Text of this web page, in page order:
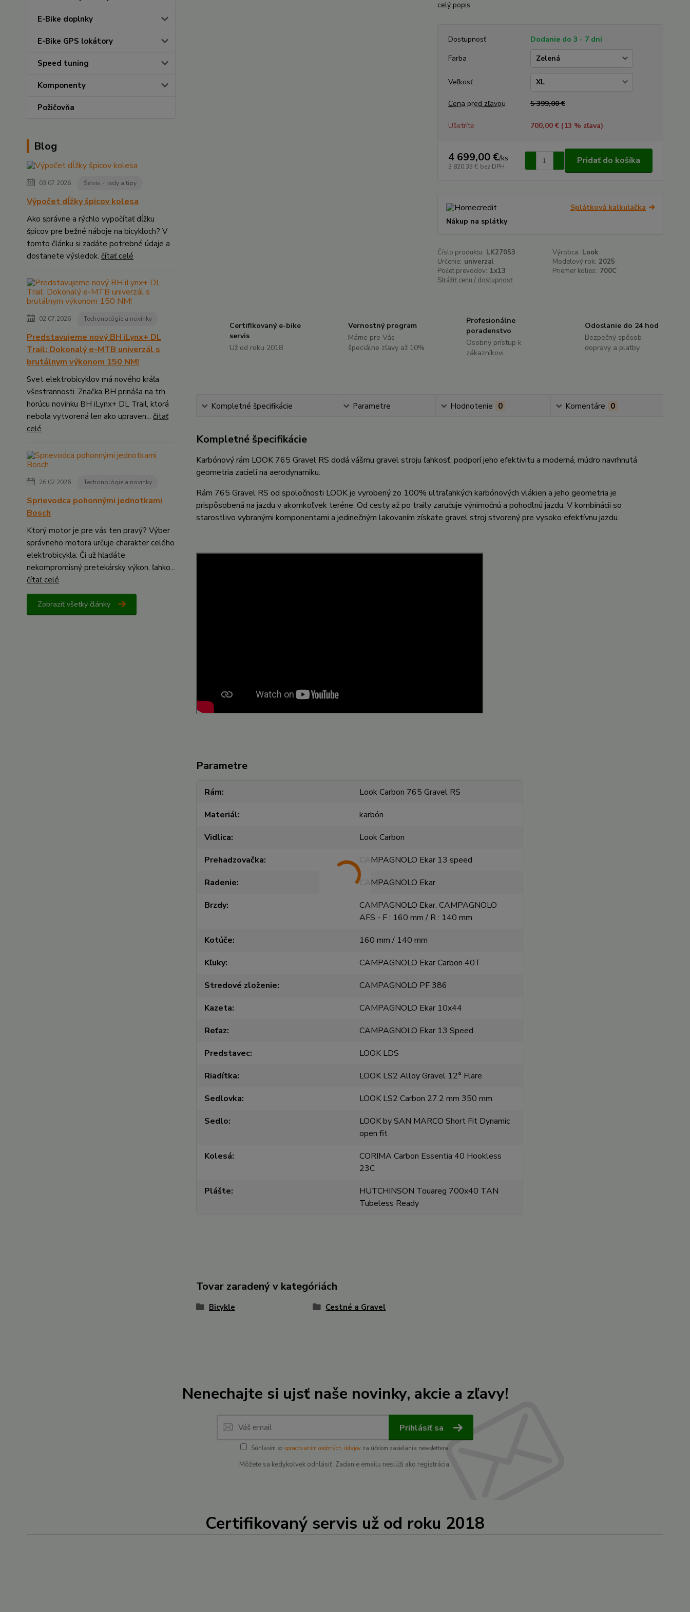
E-Bike doplnky
E-Bike GPS lokátory
Speed tuning
Komponenty
Požičovňa
Blog
03.07.2026 Servis - rady a tipy
Výpočet dĺžky špicov kolesa
Ako správne a rýchlo vypočítať dĺžku
špicov pre bežné náboje na bicykloch? V
tomto článku si zadáte potrebné údaje a
dostanete výsledok. čítať celé
02.07.2026 Techonológie a novinky
Predstavujeme nový BH iLynx+ DL
Trail: Dokonalý e-MTB univerzál s
brutálnym výkonom 150 NM!
Svet elektrobicyklov má nového kráľa
všestrannosti. Značka BH prináša na trh
horúcu novinku BH iLynx+ DL Trail, ktorá
nebola vytvorená len ako upraven... čítať
celé
26.02.2026 Techonológie a novinky
Sprievodca pohonnými jednotkami
Bosch
Ktorý motor je pre vás ten pravý? Výber
správneho motora určuje charakter celého
elektrobicykla. Či už hľadáte
nekompromisný pretekársky výkon, ľahko...
čítať celé
Zobraziť všetky články
celý popis
Dostupnosť
Dodanie do 3 - 7 dní
Farba
Veľkosť
Cena pred zľavou 5 399,00 €
Ušetríte 700,00 € (13 % zľava)
4 699,00 €/ks
3 820,33 € bez DPH
Pridať do košíka
Splátková kalkulačka
Nákup na splátky
Číslo produktu: LK27053 Výrobca: Look
Určenie: univerzal Modelový rok: 2025
Počet prevodov: 1x13 Priemer kolies: 700C
Strážiť cenu / dostupnosť
Certifikovaný e-bike
servis
Už od roku 2018
Vernostný program
Máme pre Vás
špeciálne zľavy až 10%
Profesionálne
poradenstvo
Osobný prístup k
zákazníkovi
Odoslanie do 24 hod
Bezpečný spôsob
dopravy a platby
Kompletné špecifikácie Parametre Hodnotenie 0 Komentáre 0
Kompletné špecifikácie
Karbónový rám LOOK 765 Gravel RS dodá vášmu gravel stroju ľahkosť, podporí jeho efektivitu a moderná, múdro navrhnutá
geometria zacieli na aerodynamiku.
Rám 765 Gravel RS od spoločnosti LOOK je vyrobený zo 100% ultraľahkých karbónových vlákien a jeho geometria je
prispôsobená na jazdu v akomkoľvek teréne. Od cesty až po traily zaručuje výnimočnú a pohodlnú jazdu. V kombinácii so
starostlivo vybranými komponentami a jedinečným lakovaním získate gravel stroj stvorený pre vysoko efektívnu jazdu.
Parametre
Rám
Look Carbon 765 Gravel RS
Materiál
karbón
Vidlica
Look Carbon
Prehadzovačka
CAMPAGNOLO Ekar 13 speed
Radenie
CAMPAGNOLO Ekar
Brzdy
CAMPAGNOLO Ekar, CAMPAGNOLO
AFS - F : 160 mm / R : 140 mm
Kotúče
160 mm / 140 mm
Kľuky
CAMPAGNOLO Ekar Carbon 40T
Stredové zloženie
CAMPAGNOLO PF 386
Kazeta
CAMPAGNOLO Ekar 10x44
Reťaz
CAMPAGNOLO Ekar 13 Speed
Predstavec
LOOK LDS
Riadítka
LOOK LS2 Alloy Gravel 12° Flare
Sedlovka
LOOK LS2 Carbon 27.2 mm 350 mm
Sedlo
LOOK by SAN MARCO Short Fit Dynamic
open fit
Kolesá
CORIMA Carbon Essentia 40 Hookless
23C
Plášte
HUTCHINSON Touareg 700x40 TAN
Tubeless Ready
Tovar zaradený v kategóriách
Bicykle Cestné a Gravel
Nenechajte si ujsť naše novinky, akcie a zľavy!
Prihlásiť sa
Súhlasím so spracovaním osobných údajov za účelom zasielania newslettera.
Môžete sa kedykoľvek odhlásiť. Zadanie emailu neslúži ako registrácia.
Certifikovaný servis už od roku 2018